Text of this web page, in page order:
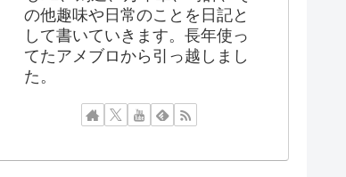
の他趣味や日常のことを日記と
して書いていきます。長年使っ
てたアメブロから引っ越しまし
た。